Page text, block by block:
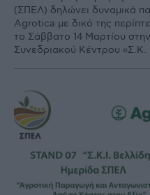
(ΣΠΕΛ) δηλώνει δυναμικά
Agrotica με δικό της
το Σάββατο 14 Μαρτίου
Συνεδριακού Κέντρου «Σ.Κ.